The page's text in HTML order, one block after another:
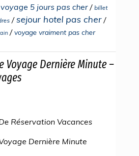
voyage 5 jours pas cher / billet
/sejour hotel pas cher /
/voyage vraiment pas cher
Voyage Dernière Minute –
Réservation Vacances
Dernière Minute